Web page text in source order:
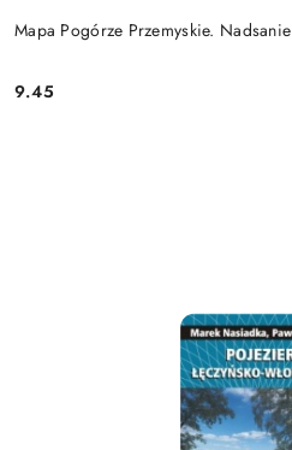
Mapa Pogórze Przemyskie. Nadsanie
Cena:
9.45